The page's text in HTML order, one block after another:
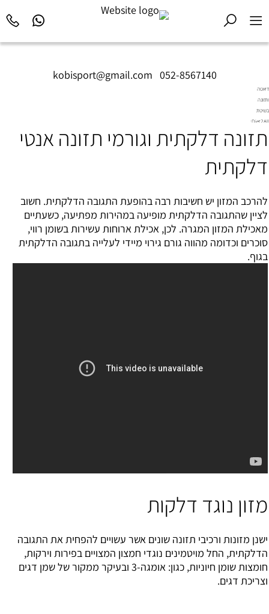
kobisport@gmail.com 052-8567140
דיאטה
ותזונה
בשיטת
Diet2All:
שמאחורי
המושלם.
תזונה דלקתית וגורמי תזונה אנטי
דלקתית
להרכב המזון יש חשיבות רבה בהופעת התגובה הדלקתית. חשוב
לציין שהתגובה הדלקתית מופיעה במהירות מפתיעה, כשעתיים
מאכילת המזון המגרה. לכן, אכילת ארוחות עשירות בשומן רווי,
סוכרים וכדומה מהווה גורם גירוי מיידי לעלייה בתגובה הדלקתית
בגוף.
מזון נוגד דלקות
ישנן מזונות ורכיבי תזונה שונים אשר עשויים להפחית את התגובה
הדלקתית, החל מויטמינים נוגדי חמצון המצויים בפירות וירקות,
חומצות שומן חיוניות, כגון: אומגה-3 ובעיקר ממקור של שמן דגים
וצריכת דגים.